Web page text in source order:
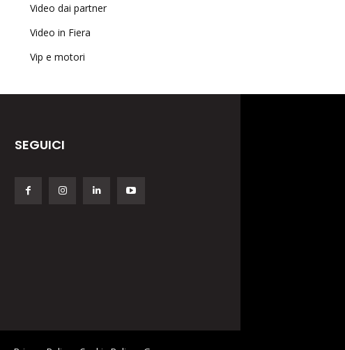
Video dai partner
Video in Fiera
Vip e motori
SEGUICI